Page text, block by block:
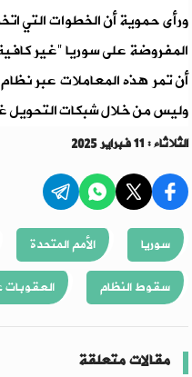
ورأى حموية أن الخطوات التي
المفروضة على سوريا "غير
أن تمر هذه المعاملات عبر
وليس من خلال شبكات التحويل
الثلاثاء : 11 فبراير 2025
سوريا الأمم المتحدة
سقوط النظام
العقوبات
مقالات متعلقة